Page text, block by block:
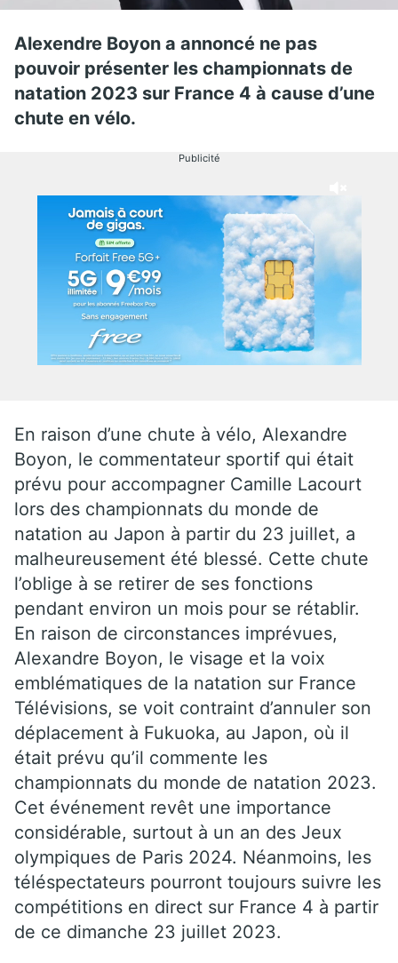
Alexendre Boyon a annoncé ne pas
pouvoir présenter les championnats de
natation 2023 sur France 4 à cause d’une
chute en vélo.
Publicité
En raison d’une chute à vélo, Alexandre
Boyon, le commentateur sportif qui était
prévu pour accompagner Camille Lacourt
lors des championnats du monde de
natation au Japon à partir du 23 juillet, a
malheureusement été blessé. Cette chute
l’oblige à se retirer de ses fonctions
pendant environ un mois pour se rétablir.
En raison de circonstances imprévues,
Alexandre Boyon, le visage et la voix
emblématiques de la natation sur France
Télévisions, se voit contraint d’annuler son
déplacement à Fukuoka, au Japon, où il
était prévu qu’il commente les
championnats du monde de natation 2023.
Cet événement revêt une importance
considérable, surtout à un an des Jeux
olympiques de Paris 2024. Néanmoins, les
téléspectateurs pourront toujours suivre les
compétitions en direct sur France 4 à partir
de ce dimanche 23 juillet 2023.